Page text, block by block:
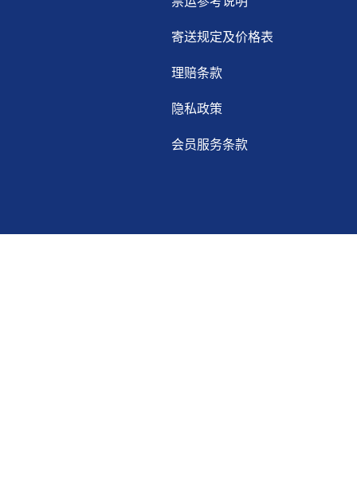
寄送规定及价格表
理赔条款
隐私政策
会员服务条款